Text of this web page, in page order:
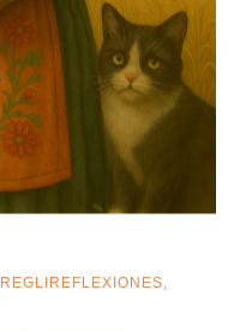
REGLIREFLEXIONES